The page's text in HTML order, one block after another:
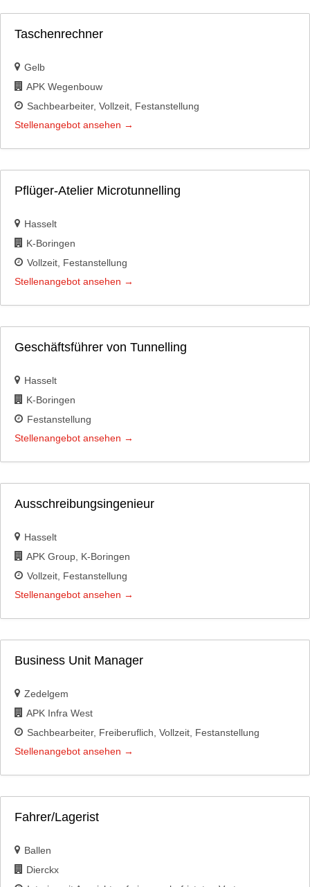
Taschenrechner
Gelb
APK Wegenbouw
Sachbearbeiter Vollzeit Festanstellung
Stellenangebot ansehen
Pflüger-Atelier Microtunnelling
Hasselt
K-Boringen
Vollzeit Festanstellung
Stellenangebot ansehen
Geschäftsführer von Tunnelling
Hasselt
K-Boringen
Festanstellung
Stellenangebot ansehen
Ausschreibungsingenieur
Hasselt
APK Group K-Boringen
Vollzeit Festanstellung
Stellenangebot ansehen
Business Unit Manager
Zedelgem
APK Infra West
Sachbearbeiter Freiberuflich Vollzeit Festanstellung
Stellenangebot ansehen
Fahrer/Lagerist
Ballen
Dierckx